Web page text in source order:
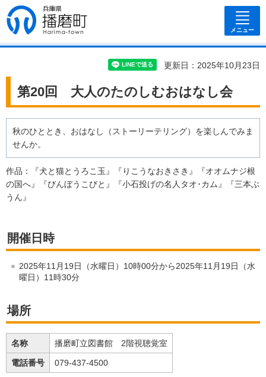
兵庫県 播磨
町
メニュー
更新日：2025年10月23日
第20回 大人のたのしむおはなし会
秋のひととき、おはなし（ストーリーテリング）を楽しんでみま
せんか。
作品：『犬と猫とうろこ玉』『りこうなおきさき』『オオムナジ根
の国へ』『びんぼうこびと』『小石投げの名人タオ･カム』『三本ぶ
うん』
開催日時
2025年11月19日（水曜日）10時00分から2025年11月19日（水
曜日）11時30分
場所
名称 播磨町立図書館 2階視聴覚室
電話番号 079-437-4500